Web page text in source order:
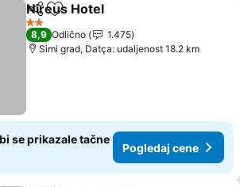
Deli Dodati u favorite
Nireus Hotel
2 Zvezdice
8,9 Odlično
1.475
Simi grad, Datça: udaljenost 18.2 km
se prikazale tačne
Pogledaj cene